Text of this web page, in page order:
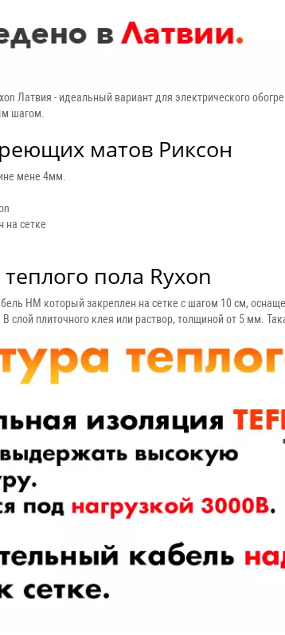
Латвия - идеальный вариант для электрического
шагом.
матов Риксон
мене 4мм.
на сетке
пола Ryxon
HM который закреплен на сетке с шагом 10 см,
слой плиточного клея или раствор, толщиной от 5 мм.